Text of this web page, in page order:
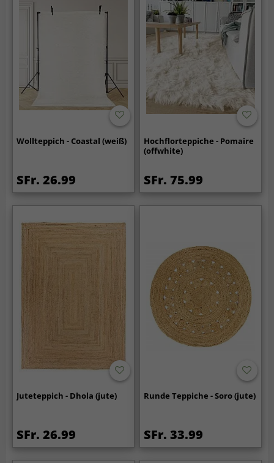
Wollteppich - Coastal (weiß)
SFr. 26.99
Hochflorteppiche - Pomaire
(offwhite)
SFr. 75.99
Juteteppich - Dhola (jute)
SFr. 26.99
Runde Teppiche - Soro (jute)
SFr. 33.99